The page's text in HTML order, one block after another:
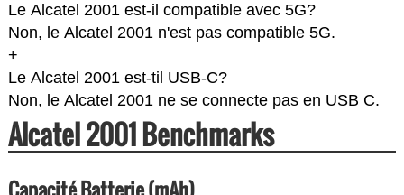
Le Alcatel 2001 est-il compatible avec 5G?
Non, le Alcatel 2001 n'est pas compatible 5G.
+
Le Alcatel 2001 est-til USB-C?
Non, le Alcatel 2001 ne se connecte pas en USB C.
Alcatel 2001 Benchmarks